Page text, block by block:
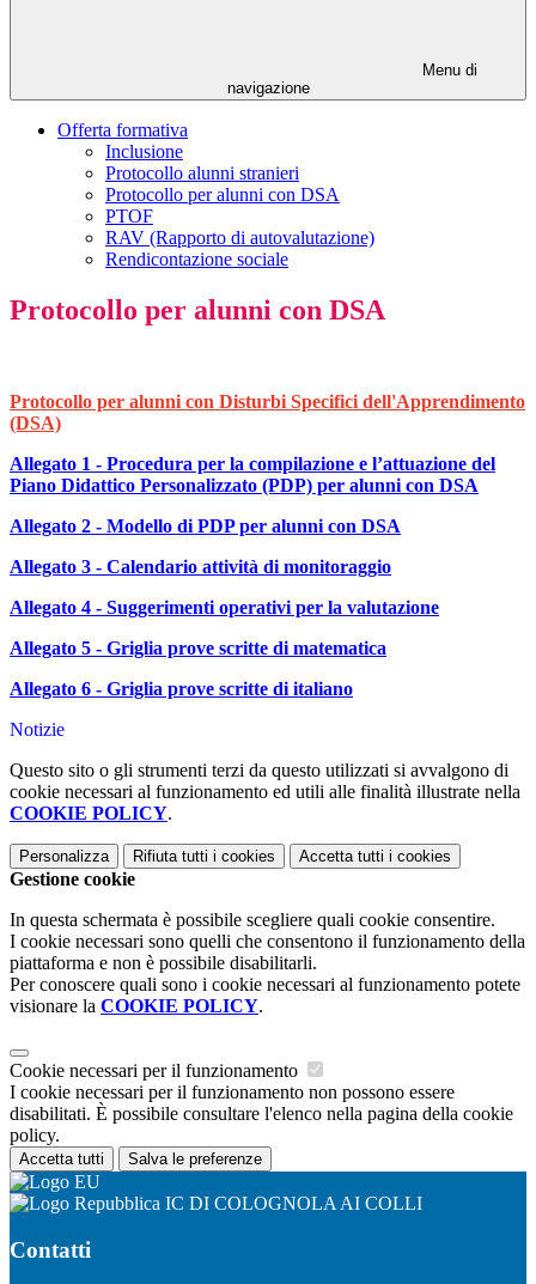
Menu di
navigazione
Offerta formativa
Inclusione
Protocollo alunni stranieri
Protocollo per alunni con DSA
PTOF
RAV (Rapporto di autovalutazione)
Rendicontazione sociale
Protocollo per alunni con DSA
Protocollo per alunni con Disturbi Specifici dell'Apprendimento
(DSA)
Allegato 1 - Procedura per la compilazione e l’attuazione del
Piano Didattico Personalizzato (PDP) per alunni con DSA
Allegato 2 - Modello di PDP per alunni con DSA
Allegato 3 - Calendario attività di monitoraggio
Allegato 4 - Suggerimenti operativi per la valutazione
Allegato 5 - Griglia prove scritte di matematica
Allegato 6 - Griglia prove scritte di italiano
Notizie
Questo sito o gli strumenti terzi da questo utilizzati si avvalgono di
cookie necessari al funzionamento ed utili alle finalità illustrate nella
COOKIE POLICY.
Personalizza Rifiuta tutti i cookies Accetta tutti i cookies
Gestione cookie
In questa schermata è possibile scegliere quali cookie consentire.
I cookie necessari sono quelli che consentono il funzionamento della
piattaforma e non è possibile disabilitarli.
Per conoscere quali sono i cookie necessari al funzionamento potete
visionare la COOKIE POLICY.
Cookie necessari per il funzionamento
I cookie necessari per il funzionamento non possono essere
disabilitati. È possibile consultare l'elenco nella pagina della cookie
policy.
Accetta tutti Salva le preferenze
IC DI COLOGNOLA AI COLLI
Contatti